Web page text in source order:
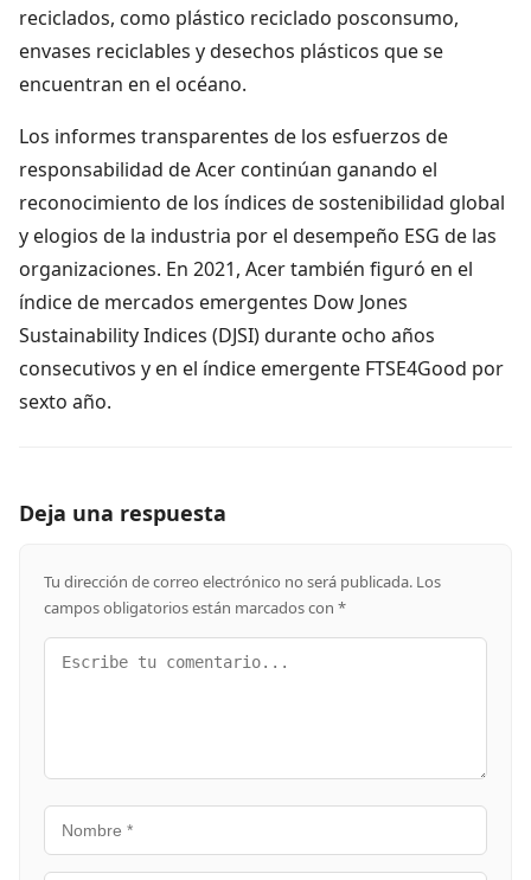
reciclados, como plástico reciclado posconsumo,
envases reciclables y desechos plásticos que se
encuentran en el océano.
Los informes transparentes de los esfuerzos de
responsabilidad de Acer continúan ganando el
reconocimiento de los índices de sostenibilidad global
y elogios de la industria por el desempeño ESG de las
organizaciones. En 2021, Acer también figuró en el
índice de mercados emergentes Dow Jones
Sustainability Indices (DJSI) durante ocho años
consecutivos y en el índice emergente FTSE4Good por
sexto año.
Deja una respuesta
Tu dirección de correo electrónico no será publicada. Los
campos obligatorios están marcados con *